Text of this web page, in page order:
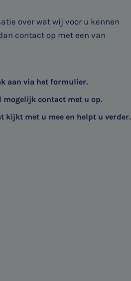
over wat wij voor u kennen
contact op met een van
aan via het formulier.
mogelijk contact met u op.
kijkt met u mee en helpt u verder.